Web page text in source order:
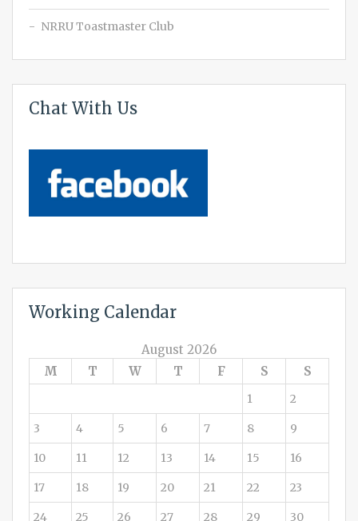
NRRU Toastmaster Club
Chat With Us
Working Calendar
August 2026
M
T W T F S S
1 2
3 4 5 6 7 8 9
10 11 12 13 14 15 16
17 18 19 20 21 22 23
24 25 26 27 28 29 30